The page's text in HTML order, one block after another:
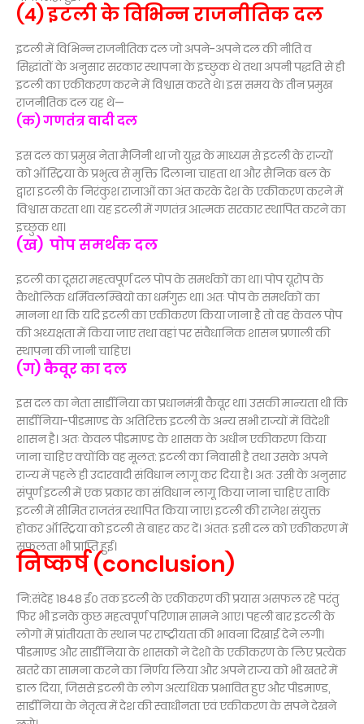
(4) इटली के विभिन्न राजनीतिक दल
इटली में विभिन्न राजनीतिक दल जो अपने-अपने दल की नीति व
सिद्धांतों के अनुसार सरकार स्थापना के इच्छुक थे तथा अपनी पद्धति से ही
इटली का एकीकरण करने में विश्वास करते थे। इस समय के तीन प्रमुख
राजनीतिक दल यह थे—
(क) गणतंत्र वादी दल
इस दल का प्रमुख नेता मैजिनी था जो युद्ध के माध्यम से इटली के राज्यों
को ऑस्ट्रिया के प्रभुत्व से मुक्ति दिलाना चाहता था और सैनिक बल के
द्वारा इटली के निरंकुश राजाओं का अंत करके देश के एकीकरण करने में
विश्वास करता था। यह इटली में गणतंत्र आत्मक सरकार स्थापित करने का
इच्छुक था।
(ख) पोप समर्थक दल
इटली का दूसरा महत्वपूर्ण दल पोप के समर्थकों का था। पोप यूरोप के
कैथोलिक धर्मिवलम्बियो का धर्मगुरु था। अतः पोप के समर्थकों का
मानना था कि यदि इटली का एकीकरण किया जाना है तो वह केवल पोप
की अध्यक्षता में किया जाए तथा वहां पर संवैधानिक शासन प्रणाली की
स्थापना की जानी चाहिए।
(ग) कैवूर का दल
इस दल का नेता सार्डीनिया का प्रधानमंत्री कैवूर था। उसकी मान्यता थी कि
सार्डीनिया-पीडमाण्ड के अतिरिक्त इटली के अन्य सभी राज्यों में विदेशी
शासन है। अतः केवल पीडमाण्ड के शासक के अधीन एकीकरण किया
जाना चाहिए क्योंकि वह मूलत: इटली का निवासी है तथा उसके अपने
राज्य में पहले ही उदारवादी संविधान लागू कर दिया है। अतः उसी के अनुसार
संपूर्ण इटली में एक प्रकार का संविधान लागू किया जाना चाहिए ताकि
इटली में सीमित राजतंत्र स्थापित किया जाए। इटली की राजेश संयुक्त
होकर ऑस्ट्रिया को इटली से बाहर कर दें। अंततः इसी दल को एकीकरण में
सफलता भी प्राप्ति हुई।
निष्कर्ष (conclusion)
नि:संदेह 1848 ई० तक इटली के एकीकरण की प्रयास असफल रहे‌ परंतु
फिर भी इनके कुछ महत्वपूर्ण परिणाम सामने आए। पहली बार इटली के
लोगों में प्रांतीयता के स्थान पर राष्ट्रीयता की भावना दिखाई देने लगी।
पीडमाण्ड और सार्डीनिया के शासको ने देशो के एकीकरण के लिए प्रत्येक
खतरे का सामना करने का निर्णय लिया और अपने राज्य को भी खतरे में
डाल दिया, जिससे इटली के लोग अत्यधिक प्रभावित हुए और पीडमाण्ड,
सार्डीनिया के नेतृत्व में देश की स्वाधीनता एवं एकीकरण के सपने देखने